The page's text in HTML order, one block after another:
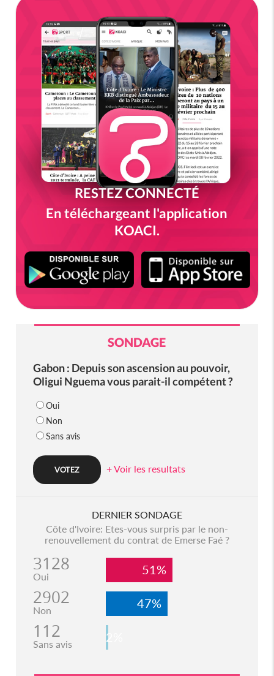
RESTEZ CONNECTÉ
En téléchargeant l'application
KOACI.
SONDAGE
Gabon : Depuis son ascension au pouvoir,
Oligui Nguema vous parait-il compétent ?
Oui
Non
Sans avis
+ Voir les resultats
DERNIER SONDAGE
Côte d'Ivoire: Etes-vous surpris par le non-
renouvellement du contrat de Emerse Faé ?
3128
Oui 51%
2902
Non 47%
112
Sans avis 2%